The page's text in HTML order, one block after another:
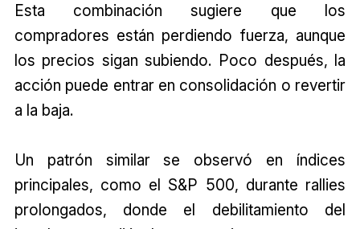
Esta combinación sugiere que los
compradores están perdiendo fuerza, aunque
los precios sigan subiendo. Poco después, la
acción puede entrar en consolidación o revertir
a la baja.
Un patrón similar se observó en índices
principales, como el S&P 500, durante rallies
prolongados, donde el debilitamiento del